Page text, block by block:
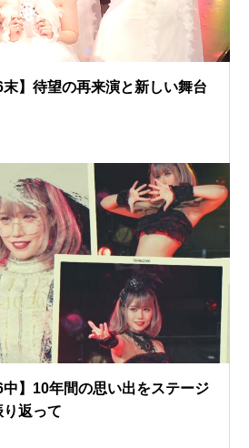
】待望の再来演と新しい舞台
】10年間の思い出をステージ
返って